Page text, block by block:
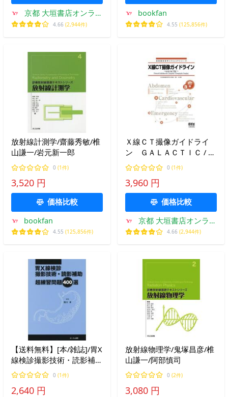
京都 大垣書店オンライ
ン
4.66 (2,944件)
bookfan
4.55 (125,856件)
放射線計測学/齋藤秀敏/椎
山謙一/岩元新一郎
0 (1件)
3,520 円
価格比較
bookfan
4.55 (125,856件)
Ｘ線ＣＴ撮像ガイドライ
ン ＧＡＬＡＣＴＩＣ / 日
本放射線技術学
0 (1件)
3,960 円
価格比較
京都 大垣書店オンライ
ン
4.66 (2,944件)
【送料無料】[本/雑誌]/胃X
線検診撮影技術・読影補助
超練習問題400選/西川孝/
編集
0 (1件)
2,640 円
放射線物理学/鬼塚昌彦/椎
山謙一/阿部慎司
0 (2件)
3,080 円